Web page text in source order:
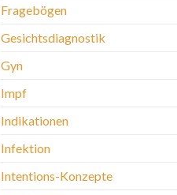
Fragebögen
Gesichtsdiagnostik
Gyn
Impf
Indikationen
Infektion
Intentions-Konzepte